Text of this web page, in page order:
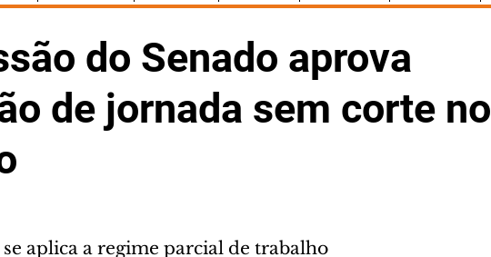
do Senado aprova
de jornada sem corte no
aplica a regime parcial de trabalho